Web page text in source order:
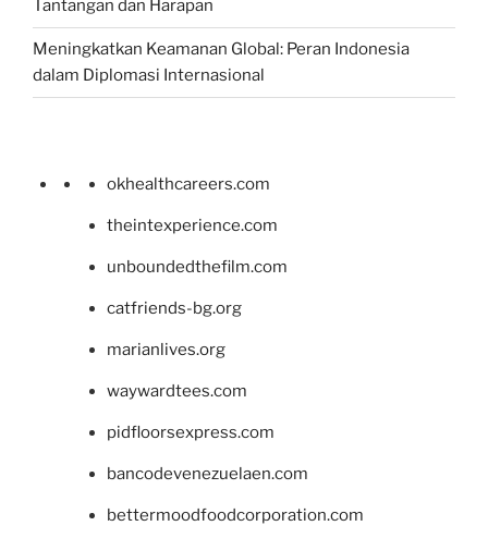
Tantangan dan Harapan
Meningkatkan Keamanan Global: Peran Indonesia
dalam Diplomasi Internasional
okhealthcareers.com
theintexperience.com
unboundedthefilm.com
catfriends-bg.org
marianlives.org
waywardtees.com
pidfloorsexpress.com
bancodevenezuelaen.com
bettermoodfoodcorporation.com